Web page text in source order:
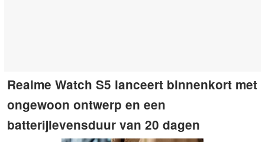
Realme Watch S5 lanceert binnenkort met
ongewoon ontwerp en een
batterijlevensduur van 20 dagen